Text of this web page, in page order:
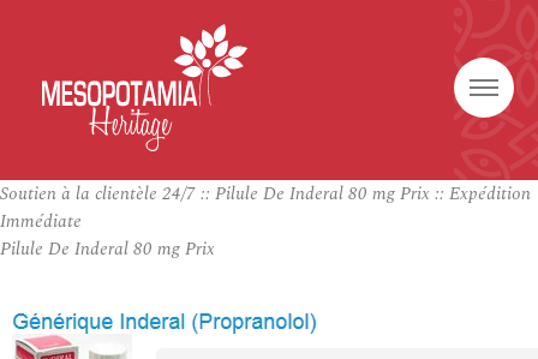
Soutien à la clientèle 24/7 :: Pilule De Inderal 80 mg Prix :: Expédition
Immédiate
Pilule De Inderal 80 mg Prix